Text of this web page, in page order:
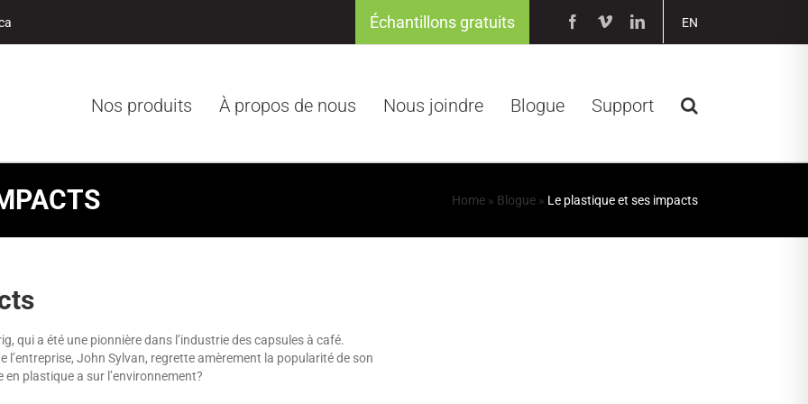
EN
Facebook
VimeoLinkedIn
Échantillons gratuits
Nos produits À propos de nous Nous joindre Blogue Support
Home » Blogue » Le plastique et ses impacts
qui a été une pionnière dans l’industrie des capsules à café.
l’entreprise, John Sylvan, regrette amèrement la popularité de son
plastique a sur l’environnement?